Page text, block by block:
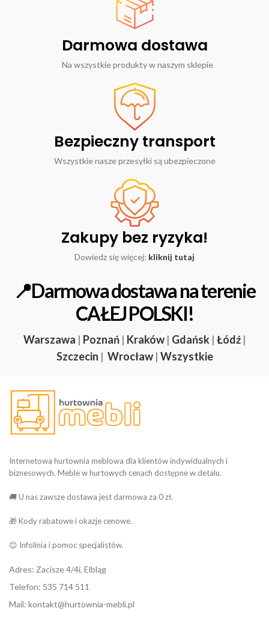
Darmowa dostawa
Na wszystkie produkty w naszym sklepie
Bezpieczny transport
Wszystkie nasze przesyłki są ubezpieczone
Zakupy bez ryzyka!
Dowiedz się więcej: kliknij tutaj
📍Darmowa dostawa na terenie
CAŁEJ POLSKI!
Warszawa | Poznań | Kraków | Gdańsk | Łódź |
Szczecin | Wrocław | Wszystkie
Internetowa hurtownia meblowa dla klientów indywidualnych i
biznesowych. Meble w hurtowych cenach dostępne w detalu.
🚚 U nas zawsze dostawa jest darmowa za 0 zł.
🎁 Kody rabatowe i okazje cenowe.
😊 Infolinia i pomoc specjalistów.
Adres: Zacisze 4/4i, Elbląg
Telefon: 535 714 511
Mail: kontakt@hurtownia-mebli.pl